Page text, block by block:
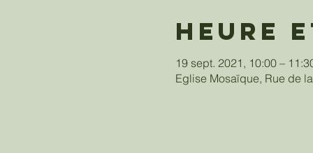
Heure
19 sept. 2021, 10:00 –
Eglise Mosaïque, Rue de